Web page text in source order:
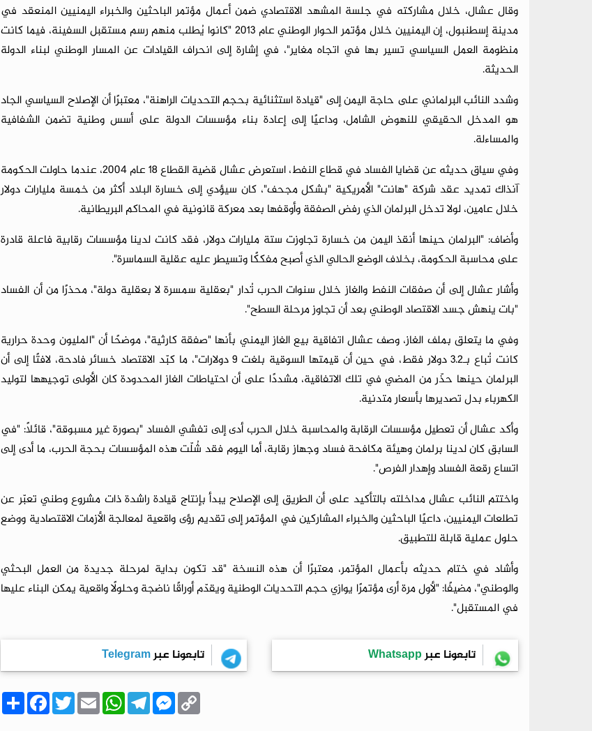
وقال عشال، خلال مشاركته في جلسة المشهد الاقتصادي ضمن أعمال مؤتمر الباحثين والخبراء اليمنيين المنعقد في
مدينة إسطنبول، إن اليمنيين خلال مؤتمر الحوار الوطني عام 2013 "كانوا يُطلب منهم رسم مستقبل السفينة، فيما كانت
منظومة العمل السياسي تسير بها في اتجاه مغاير"، في إشارة إلى انحراف القيادات عن المسار الوطني لبناء الدولة
الحديثة.
وشدد النائب البرلماني على حاجة اليمن إلى "قيادة استثنائية بحجم التحديات الراهنة"، معتبرًا أن الإصلاح السياسي الجاد
هو المدخل الحقيقي للنهوض الشامل، وداعيًا إلى إعادة بناء مؤسسات الدولة على أسس وطنية تضمن الشفافية
والمساءلة.
وفي سياق حديثه عن قضايا الفساد في قطاع النفط، استعرض عشال قضية القطاع 18 عام 2004، عندما حاولت الحكومة
آنذاك تمديد عقد شركة "هانت" الأمريكية "بشكل مجحف"، كان سيؤدي إلى خسارة البلاد أكثر من خمسة مليارات دولار
خلال عامين، لولا تدخل البرلمان الذي رفض الصفقة وأوقفها بعد معركة قانونية في المحاكم البريطانية.
وأضاف: "البرلمان حينها أنقذ اليمن من خسارة تجاوزت ستة مليارات دولار، فقد كانت لدينا مؤسسات رقابية فاعلة قادرة
على محاسبة الحكومة، بخلاف الوضع الحالي الذي أصبح مفككًا وتسيطر عليه عقلية السماسرة".
وأشار عشال إلى أن صفقات النفط والغاز خلال سنوات الحرب تُدار "بعقلية سمسرة لا بعقلية دولة"، محذرًا من أن الفساد
"بات ينهش جسد الاقتصاد الوطني بعد أن تجاوز مرحلة السطح".
وفي ما يتعلق بملف الغاز، وصف عشال اتفاقية بيع الغاز اليمني بأنها "صفقة كارثية"، موضحًا أن "المليون وحدة حرارية
كانت تُباع بـ3.2 دولار فقط، في حين أن قيمتها السوقية بلغت 9 دولارات"، ما كبّد الاقتصاد خسائر فادحة، لافتًا إلى أن
البرلمان حينها حذّر من المضي في تلك الاتفاقية، مشددًا على أن احتياطات الغاز المحدودة كان الأولى توجيهها لتوليد
الكهرباء بدل تصديرها بأسعار متدنية.
وأكد عشال أن تعطيل مؤسسات الرقابة والمحاسبة خلال الحرب أدى إلى تفشي الفساد "بصورة غير مسبوقة"، قائلاً: "في
السابق كان لدينا برلمان وهيئة مكافحة فساد وجهاز رقابة، أما اليوم فقد شُلّت هذه المؤسسات بحجة الحرب، ما أدى إلى
اتساع رقعة الفساد وإهدار الفرص".
واختتم النائب عشال مداخلته بالتأكيد على أن الطريق إلى الإصلاح يبدأ بإنتاج قيادة راشدة ذات مشروع وطني تعبّر عن
تطلعات اليمنيين، داعيًا الباحثين والخبراء المشاركين في المؤتمر إلى تقديم رؤى واقعية لمعالجة الأزمات الاقتصادية ووضع
حلول عملية قابلة للتطبيق.
وأشاد في ختام حديثه بأعمال المؤتمر، معتبرًا أن هذه النسخة "قد تكون بداية لمرحلة جديدة من العمل البحثي
والوطني"، مضيفًا: "لأول مرة أرى مؤتمرًا يوازي حجم التحديات الوطنية ويقدّم أوراقًا ناضجة وحلولًا واقعية يمكن البناء عليها
في المستقبل".
تابعونا عبرWhatsapp تابعونا عبرTelegram
ا
ن
ش
F
a
c
T
wi
E
m
a
W
h
a
T
el
M
e
s
C
o
p